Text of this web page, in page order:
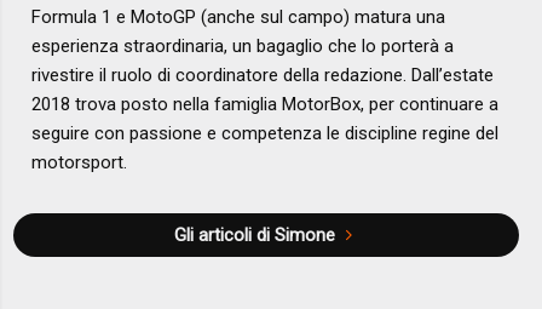
Formula 1 e MotoGP (anche sul campo) matura una
esperienza straordinaria, un bagaglio che lo porterà a
rivestire il ruolo di coordinatore della redazione. Dall’estate
2018 trova posto nella famiglia MotorBox, per continuare a
seguire con passione e competenza le discipline regine del
motorsport.
Gli articoli di Simone